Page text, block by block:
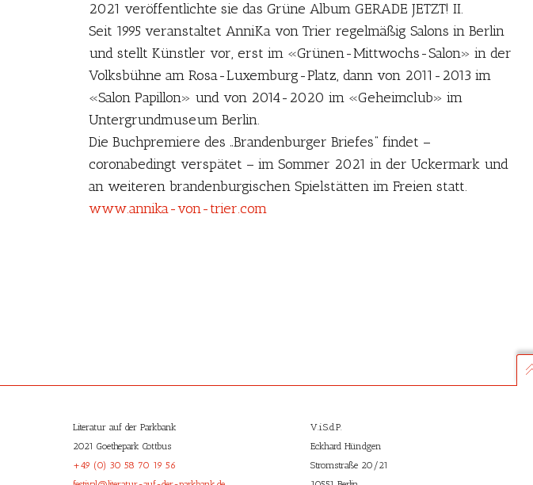
2021 veröffentlichte sie das Grüne Album GERADE JETZT! II.
Seit 1995 veranstaltet AnniKa von Trier regelmäßig Salons in Berlin
und stellt Künstler vor, erst im «Grünen-Mittwochs-Salon» in der
Volksbühne am Rosa-Luxemburg-Platz, dann von 2011-2013 im
«Salon Papillon» und von 2014-2020 im «Geheimclub» im
Untergrundmuseum Berlin.
Die Buchpremiere des „Brandenburger Briefes“ findet –
coronabedingt verspätet – im Sommer 2021 in der Uckermark und
an weiteren brandenburgischen Spielstätten im Freien statt.
www.annika-von-trier.com
Literatur auf der Parkbank
2021 Goethepark Cottbus
+49 (0) 30 58 70 19 56
V.i.S.d.P.
Eckhard Hündgen
Stromstraße 20/21